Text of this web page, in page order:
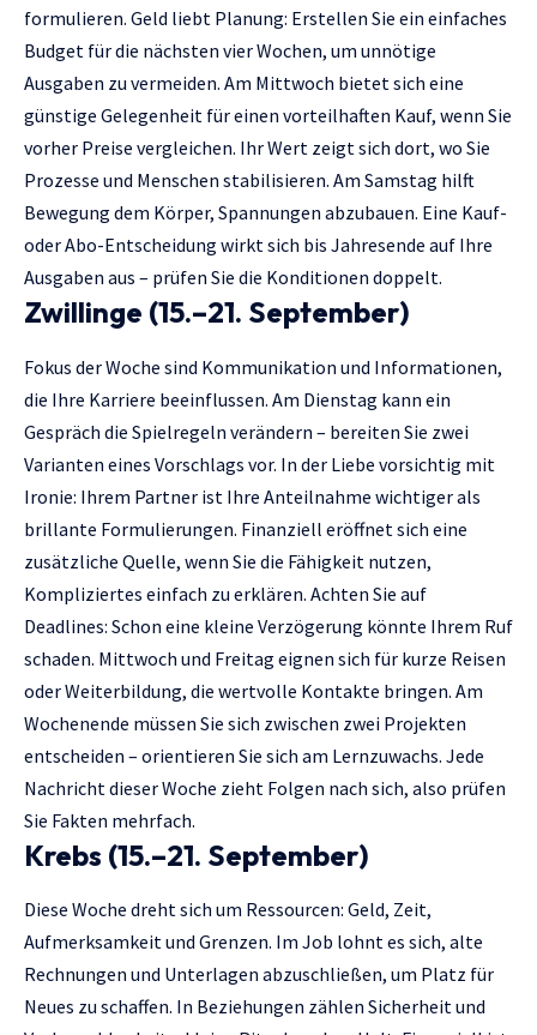
formulieren. Geld liebt Planung: Erstellen Sie ein einfaches
Budget für die nächsten vier Wochen, um unnötige
Ausgaben zu vermeiden. Am Mittwoch bietet sich eine
günstige Gelegenheit für einen vorteilhaften Kauf, wenn Sie
vorher Preise vergleichen. Ihr Wert zeigt sich dort, wo Sie
Prozesse und Menschen stabilisieren. Am Samstag hilft
Bewegung dem Körper, Spannungen abzubauen. Eine Kauf-
oder Abo-Entscheidung wirkt sich bis Jahresende auf Ihre
Ausgaben aus – prüfen Sie die Konditionen doppelt.
Zwillinge (15.–21. September)
Fokus der Woche sind Kommunikation und Informationen,
die Ihre Karriere beeinflussen. Am Dienstag kann ein
Gespräch die Spielregeln verändern – bereiten Sie zwei
Varianten eines Vorschlags vor. In der Liebe vorsichtig mit
Ironie: Ihrem Partner ist Ihre Anteilnahme wichtiger als
brillante Formulierungen. Finanziell eröffnet sich eine
zusätzliche Quelle, wenn Sie die Fähigkeit nutzen,
Kompliziertes einfach zu erklären. Achten Sie auf
Deadlines: Schon eine kleine Verzögerung könnte Ihrem Ruf
schaden. Mittwoch und Freitag eignen sich für kurze Reisen
oder Weiterbildung, die wertvolle Kontakte bringen. Am
Wochenende müssen Sie sich zwischen zwei Projekten
entscheiden – orientieren Sie sich am Lernzuwachs. Jede
Nachricht dieser Woche zieht Folgen nach sich, also prüfen
Sie Fakten mehrfach.
Krebs (15.–21. September)
Diese Woche dreht sich um Ressourcen: Geld, Zeit,
Aufmerksamkeit und Grenzen. Im Job lohnt es sich, alte
Rechnungen und Unterlagen abzuschließen, um Platz für
Neues zu schaffen. In Beziehungen zählen Sicherheit und